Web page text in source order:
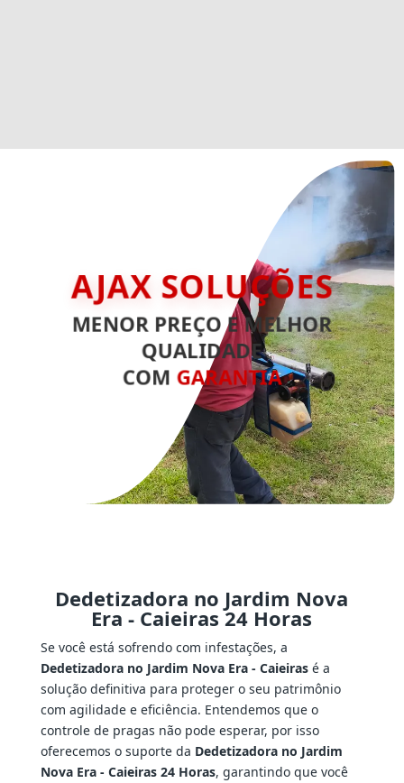
AJAX SOLUÇÕES
MENOR PREÇO E MELHOR
QUALIDADE
COM GARANTIA
Dedetizadora no Jardim Nova
Era - Caieiras 24 Horas
Se você está sofrendo com infestações, a
Dedetizadora no Jardim Nova Era - Caieirasé a
solução definitiva para proteger o seu patrimônio
com agilidade e eficiência. Entendemos que o
controle de pragas não pode esperar, por isso
oferecemos o suporte da Dedetizadora no Jardim
Nova Era - Caieiras 24 Horas, garantindo que você